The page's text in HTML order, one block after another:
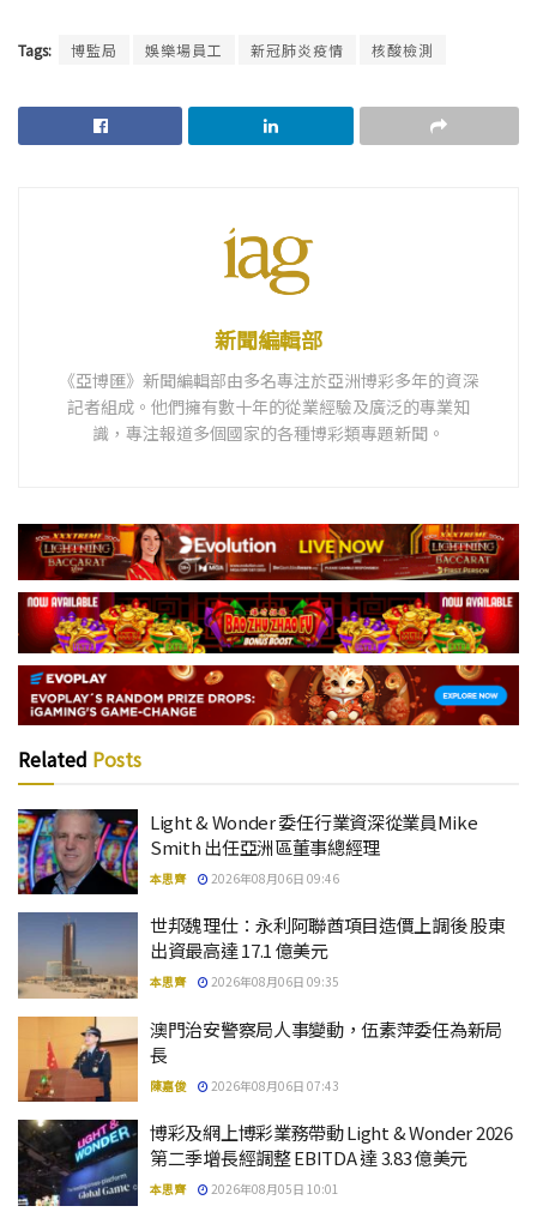
Tags: 博監局 娛樂場員工 新冠肺炎疫情 核酸檢測
新聞編輯部
《亞博匯》新聞編輯部由多名專注於亞洲博彩多年的資深
記者組成。他們擁有數十年的從業經驗及廣泛的專業知
識，專注報道多個國家的各種博彩類專題新聞。
Related Posts
Light & Wonder 委任行業資深從業員Mike
Smith 出任亞洲區董事總經理
本思齊 2026年08月06日 09:46
世邦魏理仕：永利阿聯酋項目造價上調後 股東
出資最高達 17.1 億美元
本思齊 2026年08月06日 09:35
澳門治安警察局人事變動，伍素萍委任為新局
長
陳嘉俊 2026年08月06日 07:43
博彩及網上博彩業務帶動 Light & Wonder 2026
第二季增長經調整 EBITDA 達 3.83 億美元
本思齊 2026年08月05日 10:01